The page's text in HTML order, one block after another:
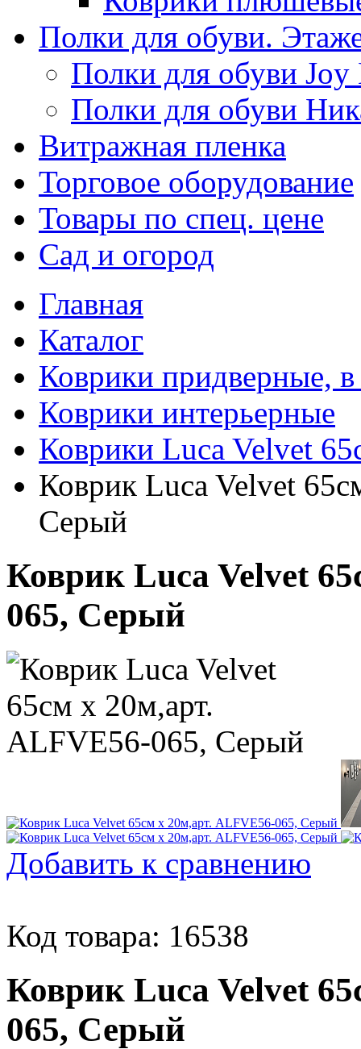
Полки для обуви.
Полки для обуви Joy
Полки для обуви
Витражная пленка
Торговое оборудование
Товары по спец. цене
Сад и огород
Главная
Каталог
Коврики придверные,
Коврики интерьерные
Коврики Luca Velvet
Коврик Luca Velvet
Серый
Коврик Luca Velvet
065, Серый
Добавить к сравнению
Код товара: 16538
Коврик Luca Velvet
065, Серый